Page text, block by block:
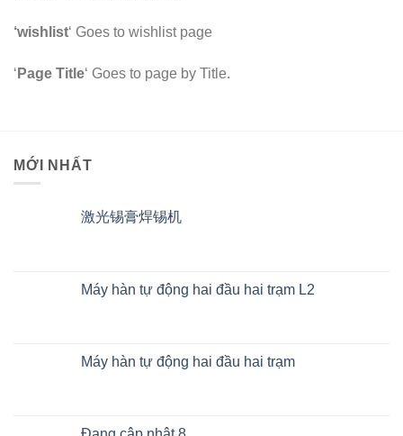
‘wishlist‘ Goes to wishlist page
‘ Page Title‘ Goes to page by Title.
MỚI NHẤT
激光锡膏焊锡机
Máy hàn tự động hai đầu hai trạm L2
Máy hàn tự động hai đầu hai trạm